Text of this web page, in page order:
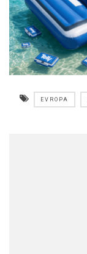
EVROPA